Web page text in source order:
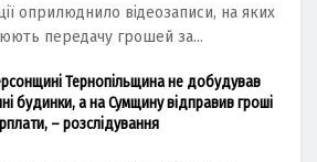
оприлюднило відеозаписи, на яких
передачу грошей за...
Тернопільщина не добудував
будинки, а на Сумщину відправив гроші
– розслідування